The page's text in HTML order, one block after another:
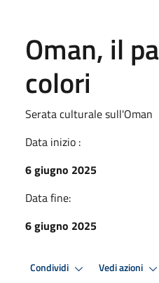
Oman, il
colori
Serata culturale sull'Oman
Data inizio :
6 giugno 2025
Data fine:
6 giugno 2025
Condividi Vedi azioni